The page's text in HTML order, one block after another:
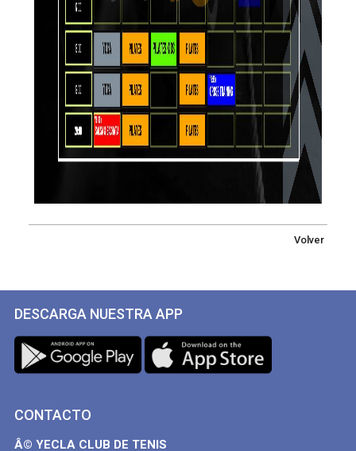
Volver
DESCARGA NUESTRA APP
CONTACTO
Â© YECLA CLUB DE TENIS